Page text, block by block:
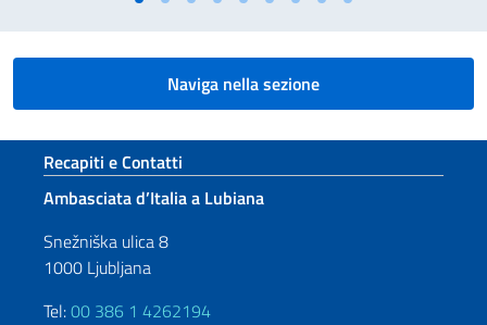
Naviga nella sezione
Sezione footer
Recapiti e Contatti
Ambasciata d’Italia a Lubiana
Snežniška ulica 8
1000 Ljubljana
Tel:00 386 1 4262194